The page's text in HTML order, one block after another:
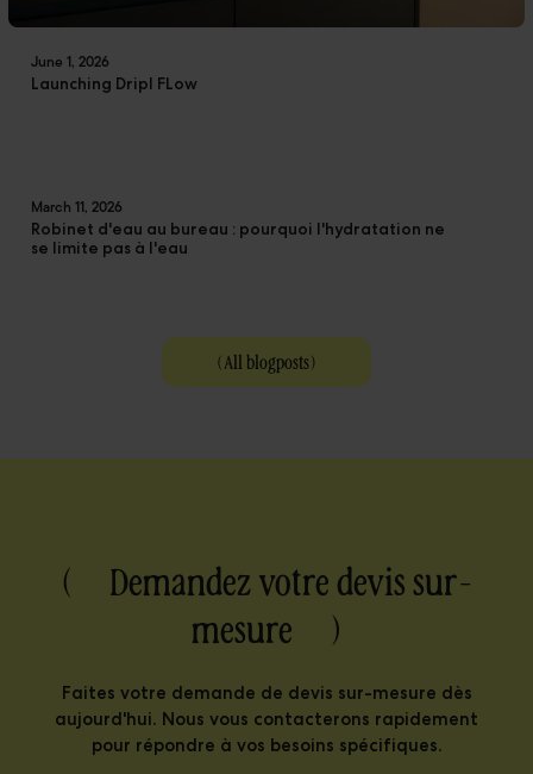
June 1, 2026
Launching Dripl FLow
March 11, 2026
Robinet d'eau au bureau : pourquoi l'hydratation ne
se limite pas à l'eau
(All blogposts)
( Demandez votre devis sur-
mesure )
Faites votre demande de devis sur-mesure dès
aujourd'hui. Nous vous contacterons rapidement
pour répondre à vos besoins spécifiques.